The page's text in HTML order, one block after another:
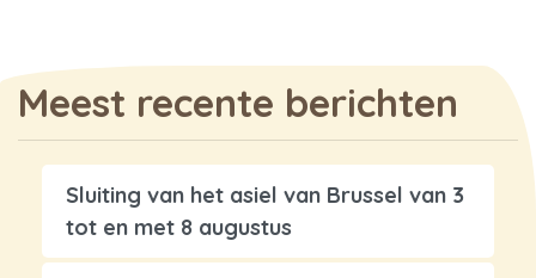
Meest recente berichten
Sluiting van het asiel van Brussel van 3
tot en met 8 augustus